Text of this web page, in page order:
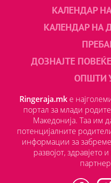
КАЛЕНДАР
КАЛЕНДАР НА
ДОЗНАЈТЕ
ОПШТИ
Ringeraja.mk е
портал за млади
Македонија. Таа им
потенцијалните
информации за
развојот, здравјето